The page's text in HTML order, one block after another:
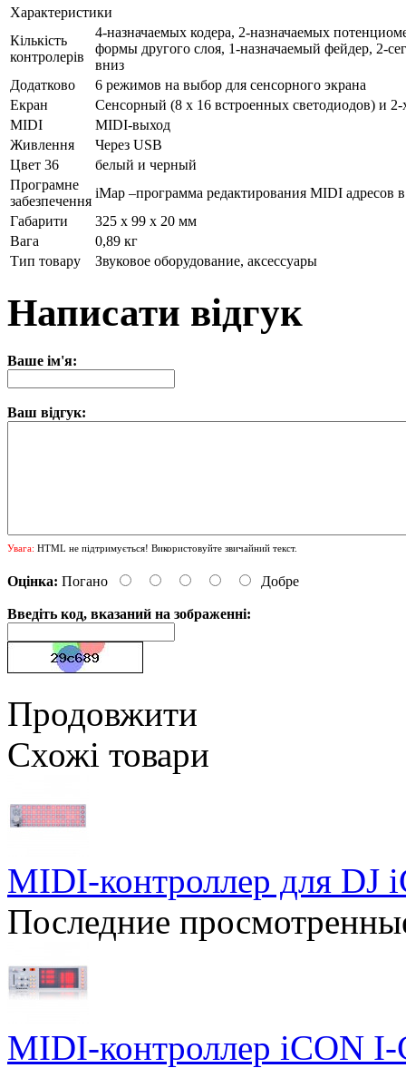
Характеристики
Кількість
контролерів
4-назначаемых кодера, 2-назначаемых
формы другого слоя, 1-назначаемый фейдер, 2-
вниз
Додатково
6 режимов на выбор для сенсорного экрана
Екран
Сенсорный (8 х 16 встроенных светодиодов) и
MIDI
MIDI-выход
Живлення
Через USB
Цвет 36
белый и черный
Програмне
забезпечення
iMap –программа редактирования MIDI адресов
Габарити
325 x 99 x 20 мм
Вага
0,89 кг
Тип товару
Звуковое оборудование, аксессуары
Написати відгук
Ваше ім'я:
Ваш відгук:
Увага: HTML не підтримується! Використовуйте звичайний текст.
Оцінка: Погано Добре
Введіть код, вказаний на зображенні:
Продовжити
Схожі товари
MIDI-контроллер для DJ
Последние
MIDI-контроллер iCON I-